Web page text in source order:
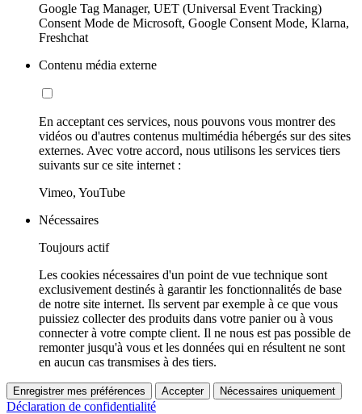
Google Tag Manager, UET (Universal Event Tracking)
Consent Mode de Microsoft, Google Consent Mode, Klarna,
Freshchat
Contenu média externe
En acceptant ces services, nous pouvons vous montrer des
vidéos ou d'autres contenus multimédia hébergés sur des sites
externes. Avec votre accord, nous utilisons les services tiers
suivants sur ce site internet :
Vimeo, YouTube
Nécessaires
Toujours actif
Les cookies nécessaires d'un point de vue technique sont
exclusivement destinés à garantir les fonctionnalités de base
de notre site internet. Ils servent par exemple à ce que vous
puissiez collecter des produits dans votre panier ou à vous
connecter à votre compte client. Il ne nous est pas possible de
remonter jusqu'à vous et les données qui en résultent ne sont
en aucun cas transmises à des tiers.
Enregistrer mes préférences Accepter Nécessaires uniquement
Déclaration de confidentialité